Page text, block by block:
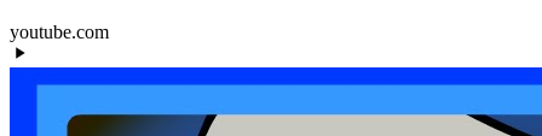
youtube.com